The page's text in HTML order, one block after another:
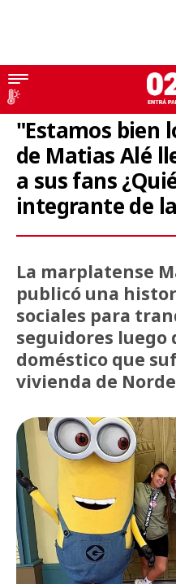
Farándula
"Estamos bien
de Matias Alé
a sus fans
integrante de
La marplatense
publicó una
sociales para
seguidores luego
doméstico que
vivienda de